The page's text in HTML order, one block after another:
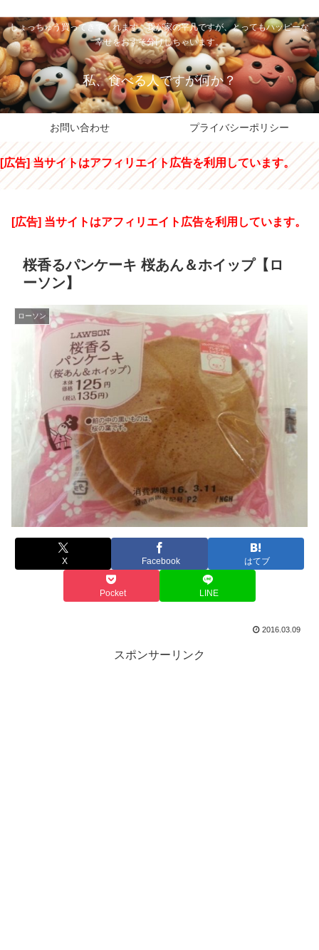
しょっちゅう買ってきてくれます。我が家の平凡ですが、とってもハッピーな
幸せをおすそ分けしちゃいます。
私、食べる人ですが何か？
お問い合わせ プライバシーポリシー
[広告] 当サイトはアフィリエイト広告を利用しています。
[広告] 当サイトはアフィリエイト広告を利用しています。
桜香るパンケーキ 桜あん＆ホイップ【ロ
ーソン】
ローソン
X Facebook はてブ
Pocket LINE
2016.03.09
スポンサーリンク